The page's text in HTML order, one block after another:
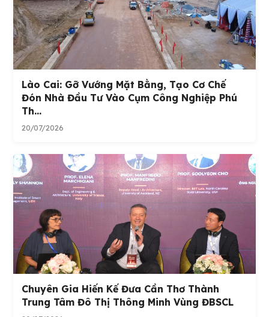
Lào Cai: Gỡ Vướng Mặt Bằng, Tạo Cơ Chế
Đón Nhà Đầu Tư Vào Cụm Công Nghiệp Phú
Th...
20/07/2026
Chuyên Gia Hiến Kế Đưa Cần Thơ Thành
Trung Tâm Đô Thị Thông Minh Vùng ĐBSCL